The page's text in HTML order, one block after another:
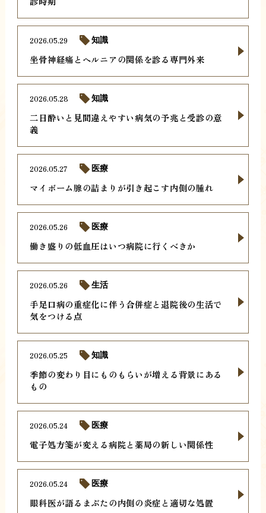
坐骨神経痛とヘルニアの関係を診る専門外来
2026.05.29 知識
二日酔いと見間違えやすい病気の予兆と受診の意
義
2026.05.28 知識
マイボーム腺の詰まりが引き起こす内側の腫れ
2026.05.27 医療
働き盛りの低血圧はいつ病院に行くべきか
2026.05.26 医療
手足口病の重症化に伴う合併症と退院後の生活で
気をつける点
2026.05.26 生活
季節の変わり目にものもらいが増える背景にある
もの
2026.05.25 知識
電子処方箋が変える病院と薬局の新しい関係性
2026.05.24 医療
眼科医が語るまぶたの内側の炎症と適切な処置
2026.05.24 医療